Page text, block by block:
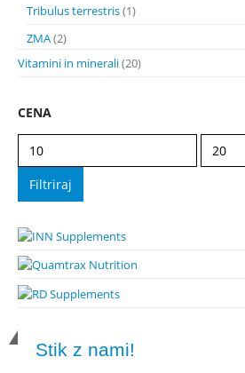
Tribulus terrestris(1)
ZMA(2)
Vitamini in minerali(20)
CENA
cena
cena
Filtriraj
Stik z nami!